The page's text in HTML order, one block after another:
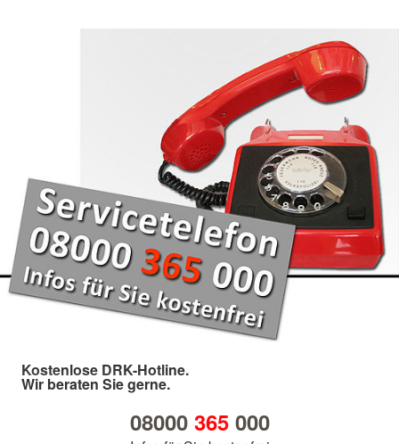
Kostenlose DRK-Hotline.
Wir beraten Sie gerne.
08000 365000